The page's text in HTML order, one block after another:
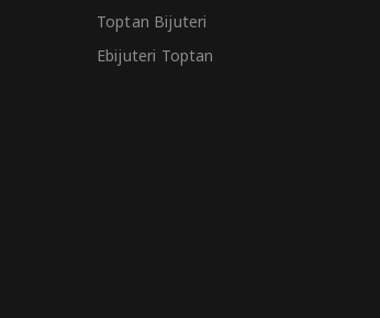
Toptan Bijuteri
Ebijuteri Toptan